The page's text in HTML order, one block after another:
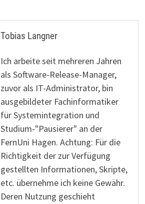
Tobias Langner
Ich arbeite seit mehreren Jahren
als Software-Release-Manager,
zuvor als IT-Administrator, bin
ausgebildeter Fachinformatiker
für Systemintegration und
Studium-"Pausierer" an der
FernUni Hagen. Achtung: Für die
Richtigkeit der zur Verfügung
gestellten Informationen, Skripte,
etc. übernehme ich keine Gewähr.
Deren Nutzung geschieht